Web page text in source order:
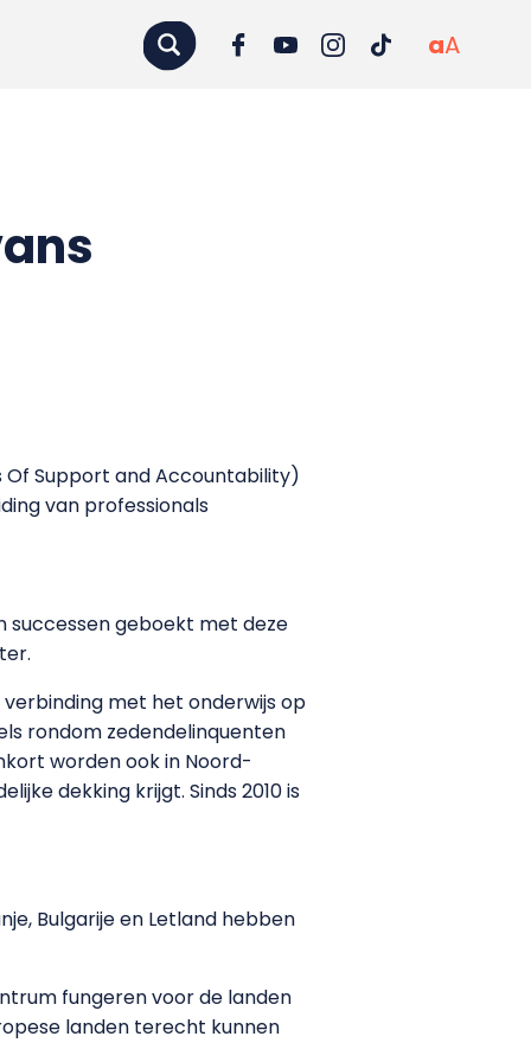
aA
Of Support and Accountability)
van professionals
successen geboekt met deze
met het onderwijs op
rondom zedendelinquenten
worden ook in Noord-
dekking krijgt. Sinds 2010 is
Bulgarije en Letland hebben
fungeren voor de landen
landen terecht kunnen